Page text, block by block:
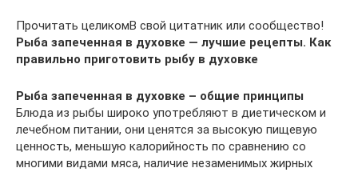
Прочитать целикомВ свой цитатник или сообщество!
Рыба запеченная в духовке — лучшие рецепты. Как
правильно приготовить рыбу в духовке
Рыба запеченная в духовке – общие принципы
Блюда из рыбы широко употребляют в диетическом и
лечебном питании, они ценятся за высокую пищевую
ценность, меньшую калорийность по сравнению со
многими видами мяса, наличие незаменимых жирных